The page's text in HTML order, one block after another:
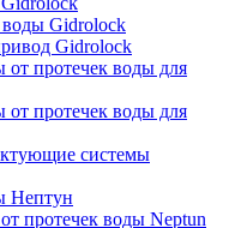
Gidrolock
Gidrolock
протечек воды для
протечек воды для
системы
Нептун
протечек воды Neptun